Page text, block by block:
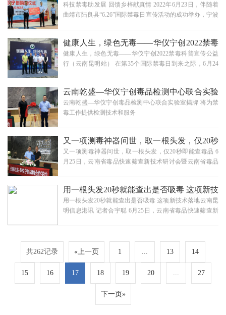
验室检测过程中我们会发现，有不少客观情况会导致免疫
法的现场检测结果出现“假阳性”，为公安执法办案带来诸
体滴加过多，导致检测线被冲淡、滴加试剂后反应时…
科技禁毒助发展 回馈乡梓献真情 2022年6月23日，伴随着
曲靖市陆良县“6.26”国际禁毒日宣传活动的成功举办，宁波
的科技创新人才闻路红教授，为家乡捐赠了总计82.5万元
的科技禁毒检测产品，并与陆良县公安局联合成立检测实
验室，助力陆良人民政府保卫群众的生命健康与安全。华
践，是走出家乡的人才回馈乡梓的典范，也是打…
健康人生，绿色无毒——华仪宁创2022禁毒
科普宣传公益行（云南昆明站）
健康人生，绿色无毒——华仪宁创2022禁毒科普宣传公益
行（云南昆明站） 在第35个国际禁毒日到来之际，6月24
委、区妇联等有关部门共同组织的“健康人生，绿色无
毒”主题活动在昆明市太和街道如期开展。云南昆明站活动
现场活动现场，醒目的禁毒宣传展架、禁毒综合知识展板
能科技有限公司联合设立的禁毒宣传教育展厅。该…
云南乾盛—华仪宁创毒品检测中心联合实验
室揭牌 将为禁毒工作提供检测技术和服务
云南乾盛—华仪宁创毒品检测中心联合实验室揭牌 将为禁
毒工作提供检测技术和服务
又一项测毒神器问世，取一根头发，仅20秒
即能查毒品
又一项测毒神器问世，取一根头发，仅20秒即能查毒品 6
月25日，云南省毒品快速筛查新技术研讨会暨云南省毒品
安部重点实验室、浙江省先进质谱与分子检测重点实验室
主办，云南省重点研发计划“移动式现场检测质谱分析仪研
制”项目团队承办。司法部司法科学技术研究院、中国药科
心等单位的专家学者出席会议。会议以直播方式，…
用一根头发20秒就能查出是否吸毒 这项新技
术落地云南
用一根头发20秒就能查出是否吸毒 这项新技术落地云南昆
明信息港讯 记者合宇聪 6月25日，云南省毒品快速筛查新
云南乾盛—华仪宁创联合实验室正式揭牌，将推动云南禁
毒科技创新，为禁毒工作提质增效。据了解，该联合实验
室位于云南乾盛司法鉴定中心，实验室配备了毛发毒品检
测专用便携式质谱仪，拥有智慧禁毒大数据平台、吸毒人
平台、蓝盾开源情报分析平台等五个智慧禁毒数字化、
共262记录 «上一页 1 ... 13 14
15 16 17 18 19 20 ... 27
下一页»